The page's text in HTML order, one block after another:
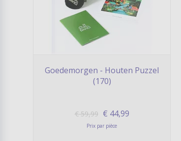
Goedemorgen - Houten Puzzel
(170)
€59,99 € 44,99
Prix par pièce